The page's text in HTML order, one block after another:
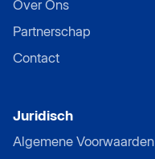
Over Ons
Partnerschap
Contact
Juridisch
Algemene Voorwaarden